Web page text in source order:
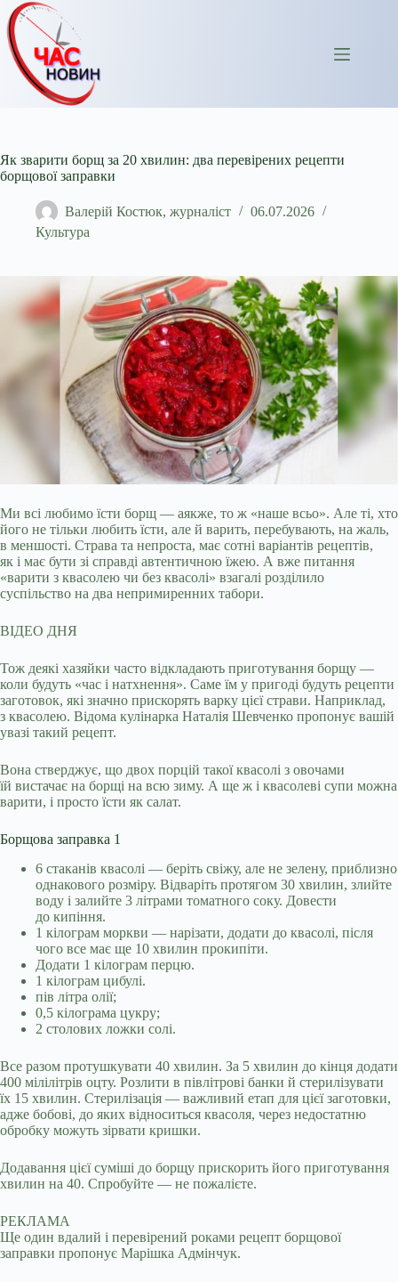
Перейти
до
вмісту
Як зварити борщ за 20 хвилин: два перевірених рецепти
борщової заправки
Валерій Костюк, журналіст
06.07.2026
Культура
Ми всі любимо їсти борщ — аякже, то ж «наше всьо». Але ті, хто
його не тільки любить їсти, але й варить, перебувають, на жаль,
в меншості. Страва та непроста, має сотні варіантів рецептів,
як і має бути зі справді автентичною їжею. А вже питання
«варити з квасолею чи без квасолі» взагалі розділило
суспільство на два непримиренних табори.
ВІДЕО ДНЯ
Тож деякі хазяйки часто відкладають приготування борщу —
коли будуть «час і натхнення». Саме їм у пригоді будуть рецепти
заготовок, які значно прискорять варку цієї страви. Наприклад,
з квасолею. Відома кулінарка Наталія Шевченко пропонує вашій
увазі такий рецепт.
Вона стверджує, що двох порцій такої квасолі з овочами
їй вистачає на борщі на всю зиму. А ще ж і квасолеві супи можна
варити, і просто їсти як салат.
Борщова заправка 1
6 стаканів квасолі — беріть свіжу, але не зелену, приблизно
однакового розміру. Відваріть протягом 30 хвилин, злийте
воду і залийте 3 літрами томатного соку. Довести
до кипіння.
1 кілограм моркви — нарізати, додати до квасолі, після
чого все має ще 10 хвилин прокипіти.
Додати 1 кілограм перцю.
1 кілограм цибулі.
пів літра олії;
0,5 кілограма цукру;
2 столових ложки солі.
Все разом протушкувати 40 хвилин. За 5 хвилин до кінця додати
400 мілілітрів оцту. Розлити в півлітрові банки й стерилізувати
їх 15 хвилин. Стерилізація — важливий етап для цієї заготовки,
адже бобові, до яких відноситься квасоля, через недостатню
обробку можуть зірвати кришки.
Додавання цієї суміші до борщу прискорить його приготування
хвилин на 40. Спробуйте — не пожалієте.
РЕКЛАМА
Ще один вдалий і перевірений роками рецепт борщової
заправки пропонує Марішка Адмінчук.